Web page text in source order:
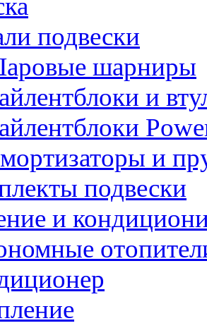
подвески
шарниры
и
и
подвески
и